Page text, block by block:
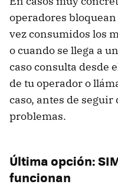
operadores
vez consumidos los
o cuando se llega a
caso consulta desde
de tu operador o
caso, antes de
problemas.
Última opción:
funcionan